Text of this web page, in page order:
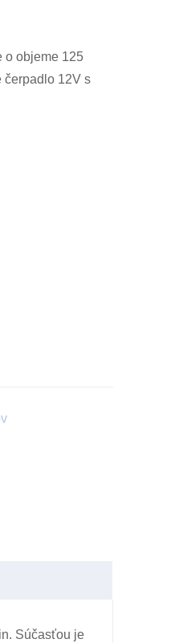
o objeme 125
čerpadlo 12V s
Súčasťou je